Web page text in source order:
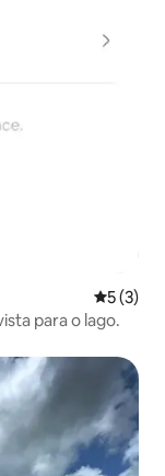
5 (3)
para o lago.